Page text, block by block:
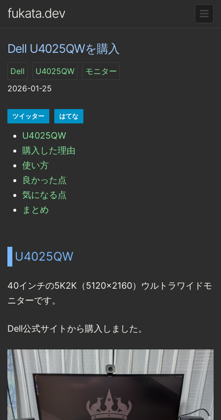
fukata.dev
Dell U4025QWを購入
Dell U4025QW
モニター
2026-01-25
ツイッター はてな
U4025QW
購入した理由
使い方
良かった点
気になる点
まとめ
U4025QW
40インチの5K2K（5120x2160）ウルトラワイドモ
ニターです。
Dell公式サイトから購入しました。